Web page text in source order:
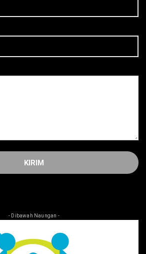
- Dibawah Naungan -